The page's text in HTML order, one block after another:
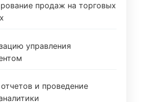
продаж на торговых
управления
и проведение